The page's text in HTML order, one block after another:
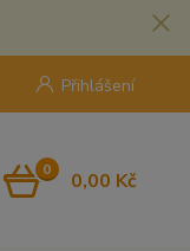
Přihlášení
0 0,00 Kč